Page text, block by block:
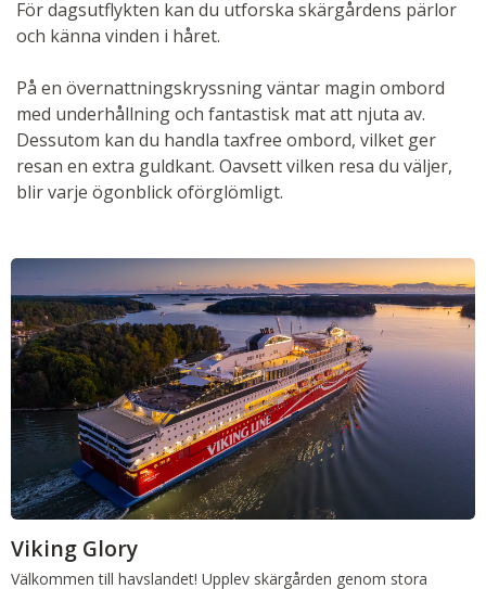
För dagsutflykten kan du utforska skärgårdens pärlor
och känna vinden i håret.
På en övernattningskryssning väntar magin ombord
med underhållning och fantastisk mat att njuta av.
Dessutom kan du handla taxfree ombord, vilket ger
resan en extra guldkant. Oavsett vilken resa du väljer,
blir varje ögonblick oförglömligt.
Viking Glory
Välkommen till havslandet! Upplev skärgården genom stora